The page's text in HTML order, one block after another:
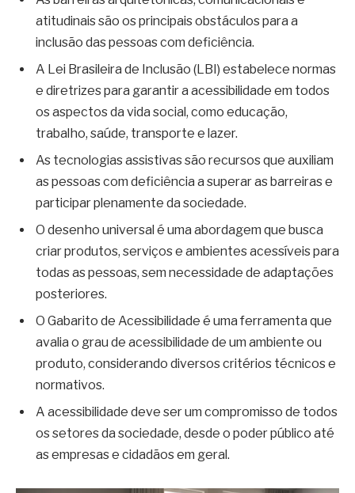
atitudinais são os principais obstáculos para a
inclusão das pessoas com deficiência.
A Lei Brasileira de Inclusão (LBI) estabelece normas
e diretrizes para garantir a acessibilidade em todos
os aspectos da vida social, como educação,
trabalho, saúde, transporte e lazer.
As tecnologias assistivas são recursos que auxiliam
as pessoas com deficiência a superar as barreiras e
participar plenamente da sociedade.
O desenho universal é uma abordagem que busca
criar produtos, serviços e ambientes acessíveis para
todas as pessoas, sem necessidade de adaptações
posteriores.
O Gabarito de Acessibilidade é uma ferramenta que
avalia o grau de acessibilidade de um ambiente ou
produto, considerando diversos critérios técnicos e
normativos.
A acessibilidade deve ser um compromisso de todos
os setores da sociedade, desde o poder público até
as empresas e cidadãos em geral.